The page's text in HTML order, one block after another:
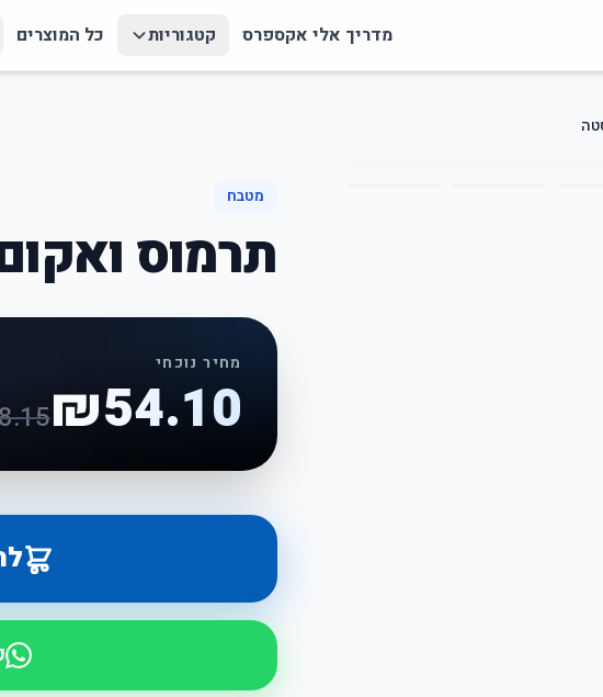
מדריך אלי אקספרס קטגוריות כל המוצרים
5
מטבח
תרמוס
מחיר נוכחי
₪54.10